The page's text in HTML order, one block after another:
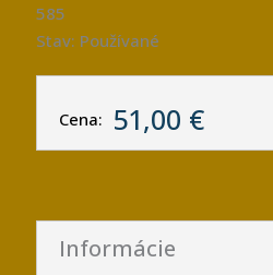
585
Stav: Používané
Cena: 51,00 €
Informácie